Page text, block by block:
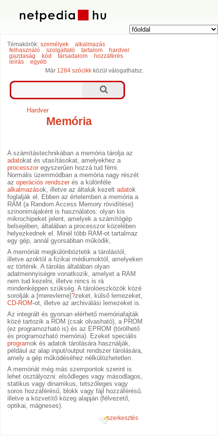
Témakörök: személyek
alkalmazás
felhasználó
szolgáltató tartalom
hardver
gazdaság
kód társadalom
hozzáférés
leírás
egyéb
Már 1284 szócikk közül válogathatsz.
Hardver
Memória
A számítástechnikában a memória tárolja az
adatokat és utasításokat, amelyekhez a
processzor egyszerűen hozzá tud férni.
Normális üzemmódban a memória nagy részét
azoperációs rendszer és a különféle
alkalmazások, illetve az általuk kezeltadatok
foglalják el. Ebben az értelemben a memória a
RAM (a Random Access Memory rövidítése)
szinonimájaként is használatos: olyan kis
mikrochipeket jelent, amelyek a számítógép
belsejében, általában a processzor közelében
helyezkednek el. Minél több RAM-ot tartalmaz
egy gép, annál gyorsabban működik,
A memóriát megkülönböztetik a tárolástól,
illetve azoktól a fizikai médiumoktól, amelyeken
ez történik. A tárolás általában olyan
adatmennyiségre vonatkozik, amelyet a RAM
nem tud kezelni, illetve nincs is rá
mindenképpen szükség. A tárolóeszközök közé
sorolják a [merevleme]?zeket, külső lemezeket,
CD-ROM-ot, illetve az archiválási lemezeket is.
Az integrált és gyorsan elérhető memóriafajták
közé tartozik a ROM (csak olvasható), a PROM
(ez programozható is) és az EPROM (törölhető
és programozható memória). Ezeket speciális
programok és adatok tárolására használják,
például az alap input/output rendszer tárolására,
amely a gép működéséhez nélkülözhetetlen.
A memóriát még más szempontok szerint is
lehet osztályozni: elsődleges vagy másodlagos,
statikus vagy dinamikus, tetszőleges vagy
soros hozzáférésű, blokk vagy fájl hozzáférésű.
illetve a közvetítő közeg alapján (félvezető,
optikai, mágneses).
szerkesztés